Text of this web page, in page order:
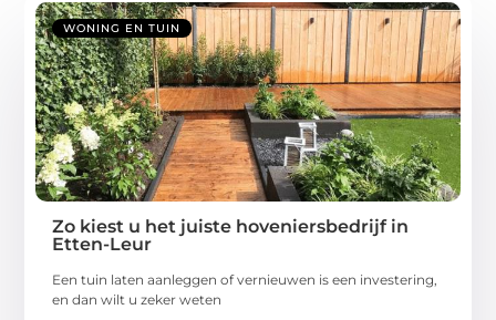
WONING EN TUIN
Zo kiest u het juiste hoveniersbedrijf in
Etten-Leur
Een tuin laten aanleggen of vernieuwen is een investering,
en dan wilt u zeker weten